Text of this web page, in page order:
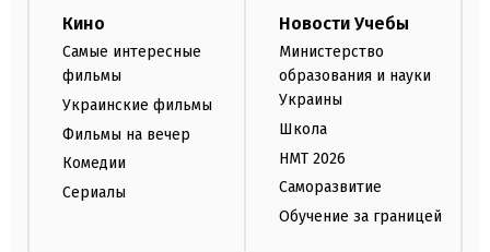
Кино
Самые интересные
фильмы
Украинские фильмы
Фильмы на вечер
Комедии
Сериалы
Новости Учебы
Министерство
образования и науки
Украины
Школа
НМТ 2026
Саморазвитие
Обучение за границей